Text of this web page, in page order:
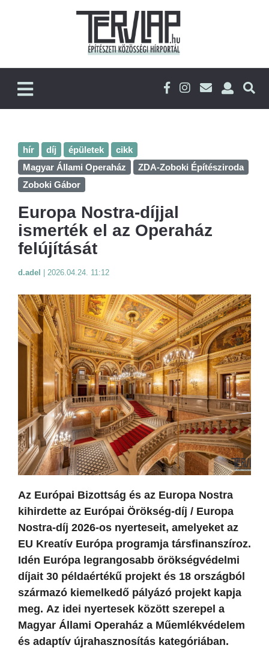
hír díj épületek
cikk
Magyar Állami Operaház
ZDA-Zoboki Építésziroda
Zoboki Gábor
Europa Nostra-díjjal
ismerték el az Operaház
felújítását
d.adel 2026.04.24. 11:12
Az Európai Bizottság és az Europa Nostra
kihirdette az Európai Örökség-díj / Europa
Nostra-díj 2026-os nyerteseit, amelyeket az
EU Kreatív Európa programja társfinanszíroz.
Idén Európa legrangosabb örökségvédelmi
díjait 30 példaértékű projekt és 18 országból
származó kiemelkedő pályázó projekt kapja
meg. Az idei nyertesek között szerepel a
Magyar Állami Operaház a Műemlékvédelem
és adaptív újrahasznosítás kategóriában.